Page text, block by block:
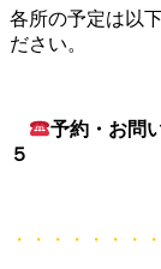
各所の予定は以
ださい。
予約・お問
５
・・・・・・・